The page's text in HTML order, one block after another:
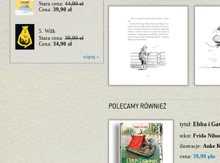
Stara cena: 44,90 zł
Cena: 39,90 zł
5. Wilk
Stara cena: 39,90 zł
Cena: 34,90 zł
więcej »
tytuł: Ebba i
tekst: Frida
ilustracje: Anke
cena: 39,90 pln